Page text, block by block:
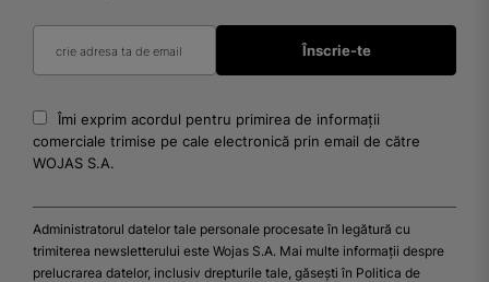
Îmi exprim acordul pentru primirea de informații
comerciale trimise pe cale electronică prin email de către
WOJAS S.A.
Administratorul datelor tale personale procesate în legătură cu
trimiterea newsletterului este Wojas S.A. Mai multe informații despre
prelucrarea datelor, inclusiv drepturile tale, găsești în Politica de